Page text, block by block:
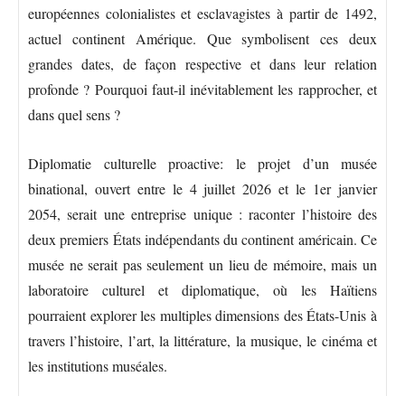
européennes colonialistes et esclavagistes à partir de 1492,
actuel continent Amérique. Que symbolisent ces deux
grandes dates, de façon respective et dans leur relation
profonde ? Pourquoi faut-il inévitablement les rapprocher, et
dans quel sens ?
Diplomatie culturelle proactive: le projet d’un musée
binational, ouvert entre le 4 juillet 2026 et le 1er janvier
2054, serait une entreprise unique : raconter l’histoire des
deux premiers États indépendants du continent américain. Ce
musée ne serait pas seulement un lieu de mémoire, mais un
laboratoire culturel et diplomatique, où les Haïtiens
pourraient explorer les multiples dimensions des États-Unis à
travers l’histoire, l’art, la littérature, la musique, le cinéma et
les institutions muséales.